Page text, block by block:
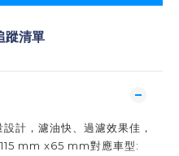
蹤清單
計，濾油快、過濾效果佳，
mm x65 mm對應車型: